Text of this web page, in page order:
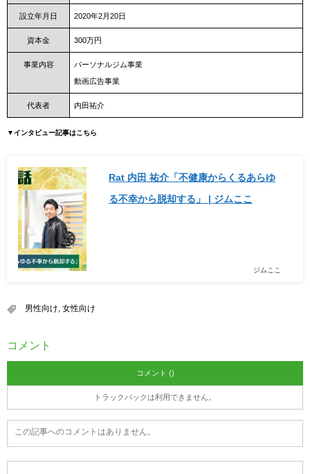
設立年月日 2020年2月20日
資本金 300万円
事業内容
パーソナルジム事業
動画広告事業
代表者 内田祐介
▼インタビュー記事はこちら
Rat 内田 祐介「不健康からくるあらゆ
る不幸から脱却する」 | ジムここ
ジムここ
男性向け, 女性向け
コメント
コメント ()
トラックバックは利用できません。
この記事へのコメントはありません。